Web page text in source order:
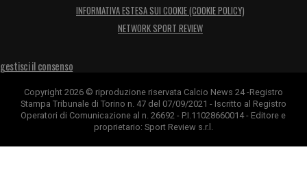
INFORMATIVA ESTESA SUI COOKIE (COOKIE POLICY)
NETWORK SPORT REVIEW
gestisci il consenso
Copyright 2026 © riproduzione riservata Calcio News 24 -Registro
Stampa Tribunale di Torino n. 47 del 07/09/2021 - Iscritto al Registro
Operatori di Comunicazione al n. 26692 - P.I.11028660014 - Editore e
proprietario: Sport Review s.r.l.